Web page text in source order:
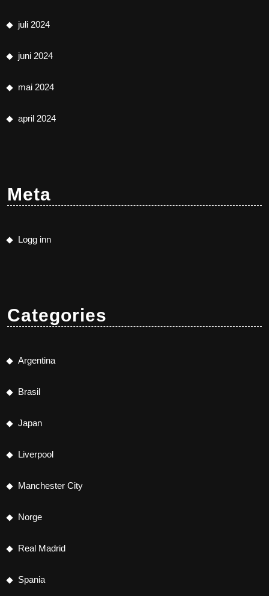
juli 2024
juni 2024
mai 2024
april 2024
Meta
Logg inn
Categories
Argentina
Brasil
Japan
Liverpool
Manchester City
Norge
Real Madrid
Spania